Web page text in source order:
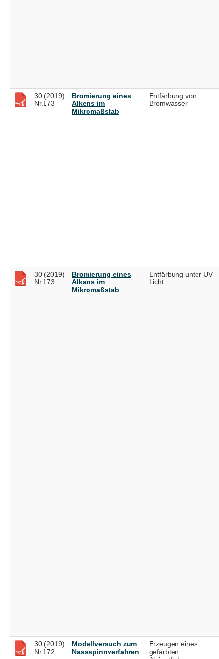
30 (2019)
Nr.173
Bromierung eines
Alkens im
Mikromaßstab
Entfärbung von
Bromwasser
30 (2019)
Nr.173
Bromierung eines
Alkans im
Mikromaßstab
Entfärbung unter UV-
Licht
30 (2019)
Nr.172
Modellversuch zum
Nassspinnverfahren
Erzeugen eines
gefärbten